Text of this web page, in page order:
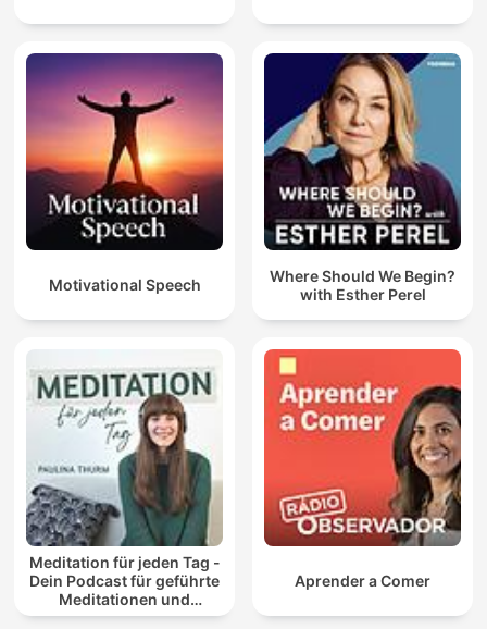
Motivational Speech
Where Should We Begin?
with Esther Perel
Meditation für jeden Tag -
Dein Podcast für geführte
Meditationen und
Entspannung
Aprender a Comer